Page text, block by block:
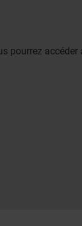
pourrez